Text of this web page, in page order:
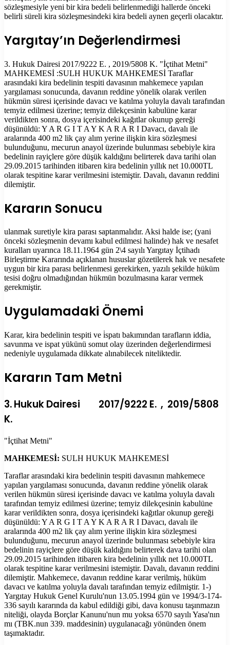
sözleşmesiyle yeni bir kira bedeli belirlenmediği hallerde önceki
belirli süreli kira sözleşmesindeki kira bedeli aynen geçerli olacaktır.
Yargıtay’ın Değerlendirmesi
3. Hukuk Dairesi 2017/9222 E. , 2019/5808 K. "İçtihat Metni"
MAHKEMESİ :SULH HUKUK MAHKEMESİ Taraflar
arasındaki kira bedelinin tespiti davasının mahkemece yapılan
yargılaması sonucunda, davanın reddine yönelik olarak verilen
hükmün süresi içerisinde davacı ve katılma yoluyla davalı tarafından
temyiz edilmesi üzerine; temyiz dilekçesinin kabulüne karar
verildikten sonra, dosya içerisindeki kağıtlar okunup gereği
düşünüldü: Y A R G I T A Y K A R A R I Davacı, davalı ile
aralarında 400 m2 lik çay alım yerine ilişkin kira sözleşmesi
bulunduğunu, mecurun anayol üzerinde bulunması sebebiyle kira
bedelinin rayiçlere göre düşük kaldığını belirterek dava tarihi olan
29.09.2015 tarihinden itibaren kira bedelinin yıllık net 10.000TL
olarak tespitine karar verilmesini istemiştir. Davalı, davanın reddini
dilemiştir.
Kararın Sonucu
ulanmak suretiyle kira parası saptanmalıdır. Aksi halde ise; (yani
önceki sözleşmenin devamı kabul edilmesi halinde) hak ve nesafet
kuralları uyarınca 18.11.1964 gün 2\4 sayılı Yargıtay İçtihadı
Birleştirme Kararında açıklanan hususlar gözetilerek hak ve nesafete
uygun bir kira parası belirlenmesi gerekirken, yazılı şekilde hüküm
tesisi doğru olmadığından hükmün bozulmasına karar vermek
gerekmiştir.
Uygulamadaki Önemi
Karar, kira bedelinin tespiti ve i̇spatı bakımından tarafların iddia,
savunma ve ispat yükünü somut olay üzerinden değerlendirmesi
nedeniyle uygulamada dikkate alınabilecek niteliktedir.
Kararın Tam Metni
3. Hukuk Dairesi 2017/9222 E. , 2019/5808
K.
"İçtihat Metni"
MAHKEMESİ: SULH HUKUK MAHKEMESİ
Taraflar arasındaki kira bedelinin tespiti davasının mahkemece
yapılan yargılaması sonucunda, davanın reddine yönelik olarak
verilen hükmün süresi içerisinde davacı ve katılma yoluyla davalı
tarafından temyiz edilmesi üzerine; temyiz dilekçesinin kabulüne
karar verildikten sonra, dosya içerisindeki kağıtlar okunup gereği
düşünüldü: Y A R G I T A Y K A R A R I Davacı, davalı ile
aralarında 400 m2 lik çay alım yerine ilişkin kira sözleşmesi
bulunduğunu, mecurun anayol üzerinde bulunması sebebiyle kira
bedelinin rayiçlere göre düşük kaldığını belirterek dava tarihi olan
29.09.2015 tarihinden itibaren kira bedelinin yıllık net 10.000TL
olarak tespitine karar verilmesini istemiştir. Davalı, davanın reddini
dilemiştir. Mahkemece, davanın reddine karar verilmiş, hüküm
davacı ve katılma yoluyla davalı tarafından temyiz edilmiştir. 1-)
Yargıtay Hukuk Genel Kurulu'nun 13.05.1994 gün ve 1994/3-174-
336 sayılı kararında da kabul edildiği gibi, dava konusu taşınmazın
niteliği, olayda Borçlar Kanunu'nun mu yoksa 6570 sayılı Yasa'nın
mı (TBK.nun 339. maddesinin) uygulanacağı yönünden önem
taşımaktadır.